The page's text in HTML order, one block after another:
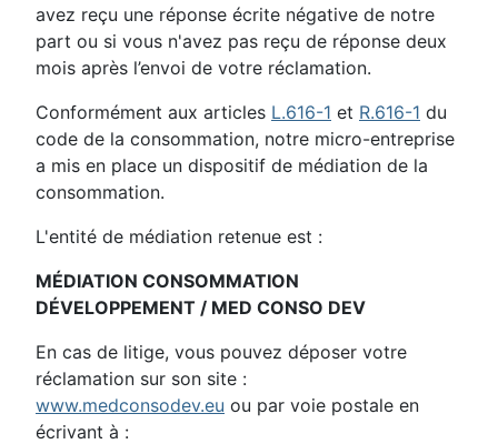
avez reçu une réponse écrite négative de notre
part ou si vous n'avez pas reçu de réponse deux
mois après l’envoi de votre réclamation.
Conformément aux articles L.616-1 et R.616-1 du
code de la consommation, notre micro-entreprise
a mis en place un dispositif de médiation de la
consommation.
L'entité de médiation retenue est :
MÉDIATION CONSOMMATION
DÉVELOPPEMENT / MED CONSO DEV
En cas de litige, vous pouvez déposer votre
réclamation sur son site :
www.medconsodev.eu ou par voie postale en
écrivant à :